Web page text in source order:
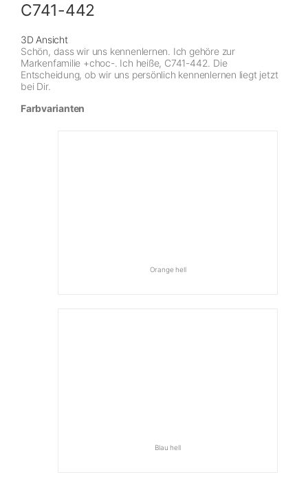
C741-442
3D Ansicht
Schön, dass wir uns kennenlernen. Ich gehöre zur
Markenfamilie +choc-. Ich heiße, C741-442. Die
Entscheidung, ob wir uns persönlich kennenlernen liegt jetzt
bei Dir.
Farbvarianten
Orange hell
Blau hell